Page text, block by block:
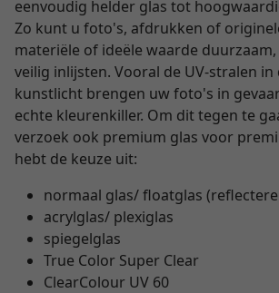
eenvoudig helder glas tot
Zo kunt u foto's, afdrukken of
materiële of ideële waarde
veilig inlijsten. Vooral de UV-stralen in
kunstlicht brengen uw foto's in
echte kleurenkiller. Om dit tegen te
verzoek ook premium glas voor
hebt de keuze uit:
normaal glas/ floatglas
acrylglas/ plexiglas
spiegelglas
True Color Super Clear
ClearColour UV 60